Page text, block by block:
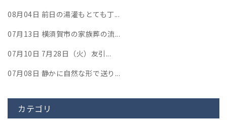
08月04日 前日の湯灌もとても丁...
07月13日 横須賀市の家族葬の流...
07月10日 7月28日（火）友引...
07月08日 静かに自然な形で送り...
カテゴリ